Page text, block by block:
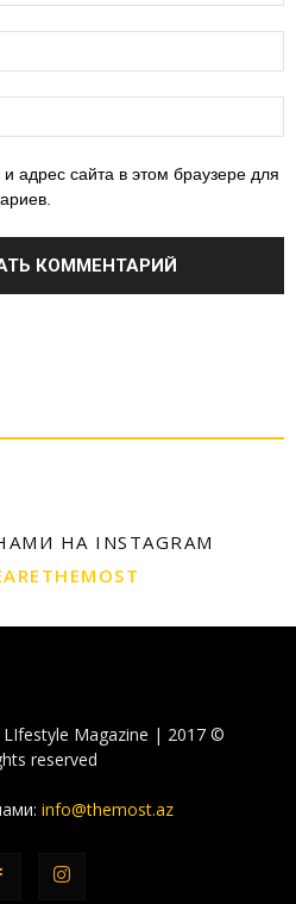
адрес сайта в этом браузере для
НА INSTAGRAM
LIfestyle Magazine | 2017 ©
reserved
info@themost.az